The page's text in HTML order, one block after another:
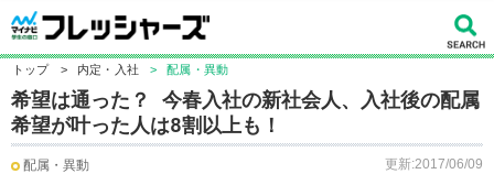
トップ > 内定・入社 > 配属・異動
希望は通った？ 今春入社の新社会人、入社後の配属
希望が叶った人は8割以上も！
配属・異動 更新:2017/06/09